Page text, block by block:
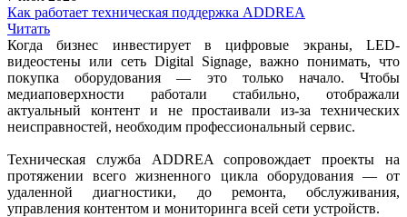
Как работает техническая поддержка ADDREA
Читать
Когда бизнес инвестирует в цифровые экраны, LED-
видеостены или сеть Digital Signage, важно понимать, что
покупка оборудования — это только начало. Чтобы
медиаповерхности работали стабильно, отображали
актуальный контент и не простаивали из-за технических
неисправностей, необходим профессиональный сервис.
Техническая служба ADDREA сопровождает проекты на
протяжении всего жизненного цикла оборудования — от
удаленной диагностики, до ремонта, обслуживания,
управления контентом и мониторинга всей сети устройств.